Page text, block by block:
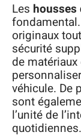
Les housses
originaux
sécurité
de
véhicule. De
sont
l’unité de
quotidiennes.